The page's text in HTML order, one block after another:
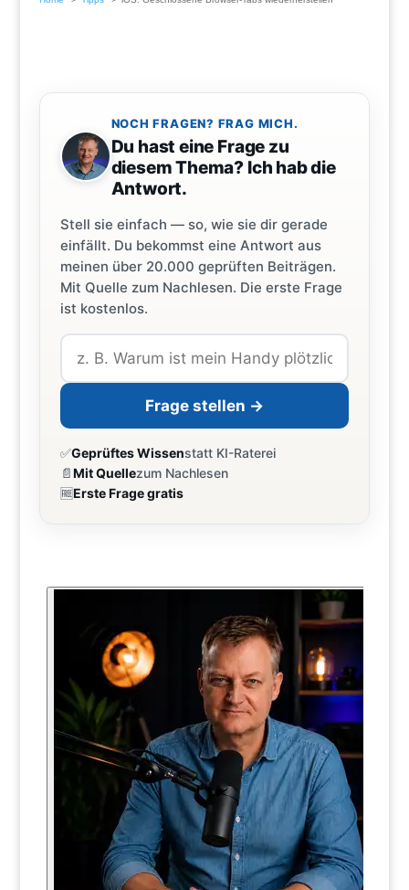
NOCH FRAGEN? FRAG MICH.
Du hast eine Frage zu
diesem Thema? Ich hab die
Antwort.
Stell sie einfach — so, wie sie dir gerade
einfällt. Du bekommst eine Antwort aus
meinen über 20.000 geprüften Beiträgen.
Mit Quelle zum Nachlesen. Die erste Frage
ist kostenlos.
Frage stellen →
✅Geprüftes Wissenstatt KI-Raterei
📄Mit Quellezum Nachlesen
🆓Erste Frage gratis